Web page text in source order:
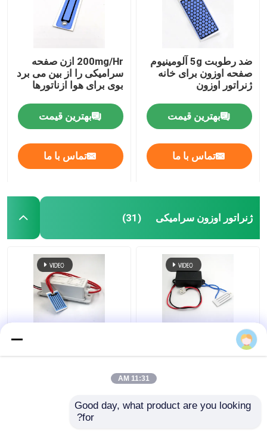
ضد رطوبت 5g آلومینیوم
صفحه اوزون برای خانه
ژنراتور اوزون
بهترین قیمت
تماس با ما
200mg/Hr ازن صفحه
سرامیکی را از بین می برد
بوی برای هوا ازناتورها
بهترین قیمت
تماس با ما
ژنراتور اوزون سرامیکی (31)
ژنراتور اوزون سراسری
قابل حمل 500mg 12V
11:31 AM
Good day, what product are you looking
for?